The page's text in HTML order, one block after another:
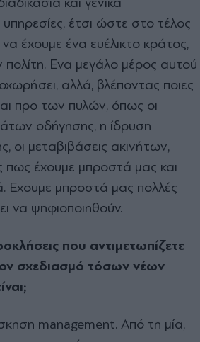
έτσι ώστε στο τέλος
έχουμε ένα ευέλικτο κράτος,
πολίτη. Ενα μεγάλο μέρος αυτού
αλλά, βλέποντας ποιες
προ των πυλών, όπως οι
οδήγησης, η ίδρυση
οι μεταβιβάσεις ακινήτων,
πως έχουμε μπροστά μας και
Εχουμε μπροστά μας πολλές
να ψηφιοποιηθούν.
που αντιμετωπίζετε
σχεδιασμό τόσων νέων
management. Από τη μία,